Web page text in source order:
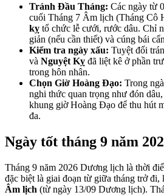
Tránh Đầu Tháng: Các ngày từ
cuối Tháng 7 Âm lịch (Tháng Cô
kỵ tổ chức lễ cưới, rước dâu. Chỉ
giản (nếu cần thiết) và cúng bái
Kiểm tra ngày xấu: Tuyệt đối
và Nguyệt Kỵ đã liệt kê ở phần
trong hôn nhân.
Chọn Giờ Hoàng Đạo: Trong
nghi thức quan trọng như đón
khung giờ Hoàng Đạo để thu hút
đa.
Ngày tốt tháng 9 năm
Tháng 9 năm 2026 Dương lịch là thời
đặc biệt là giai đoạn từ giữa tháng trở đi,
Âm lịch (từ ngày 13/09 Dương lịch).